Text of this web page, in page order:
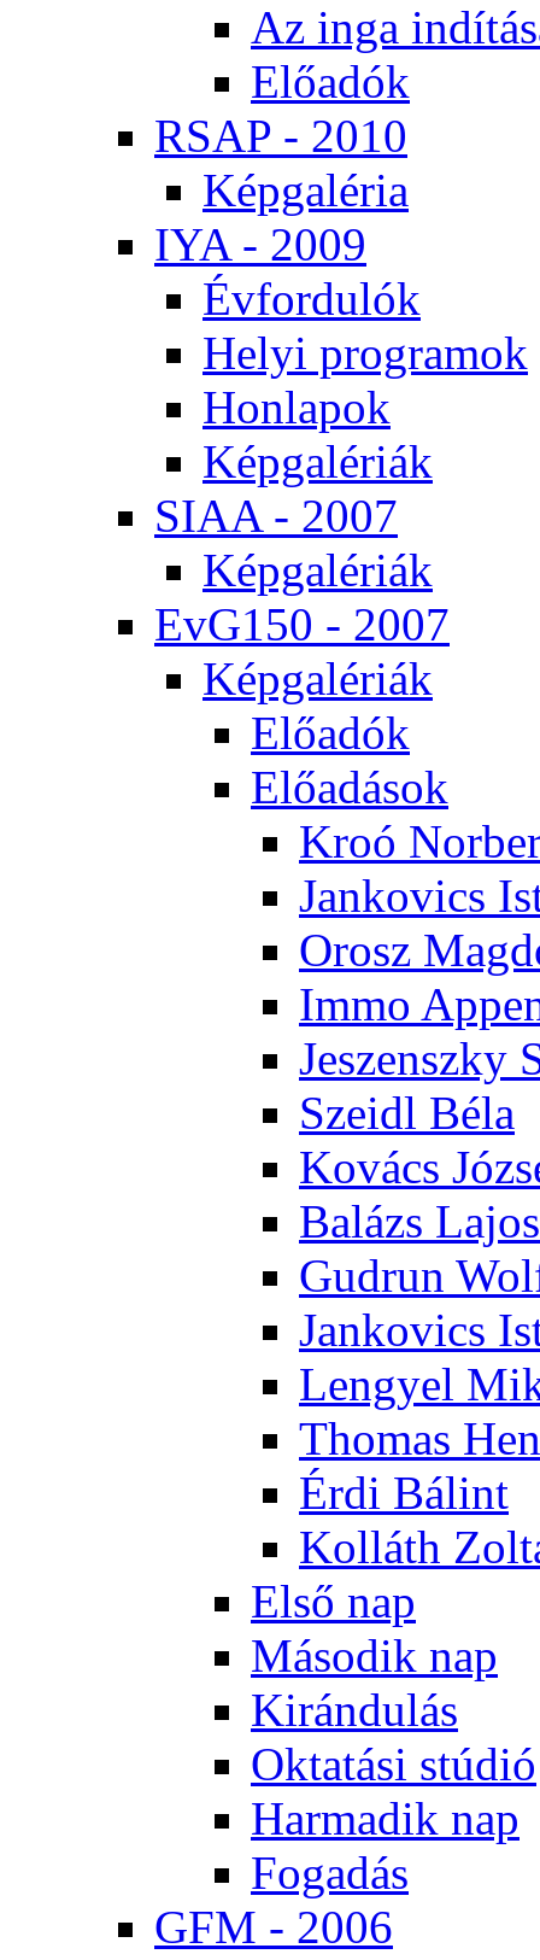
Az in­ga
Elő­adók
RSAP - 2010
Kép­ga­lé­ria
IYA - 2009
Év­for­du­lók
He­lyi prog­ra­mok
Hon­la­pok
Kép­ga­lé­ri­ák
SI­AA - 2007
Kép­ga­lé­ri­ák
EvG150 - 2007
Kép­ga­lé­ri­ák
Elő­adók
Elő­adá­sok
Kroó
Jan­ko­vics
Orosz
Im­mo
Je­szensz­ky
Szeidl Bé­la
Ko­vács
Ba­lázs La­jos
Gud­run
Jan­ko­vics
Len­gyel
Tho­mas
Ér­di Bá­lint
Kol­láth
El­ső nap
Má­so­dik nap
Ki­rán­du­lás
Ok­ta­tá­si stú­dió
Har­ma­dik nap
Fo­ga­dás
GFM - 2006